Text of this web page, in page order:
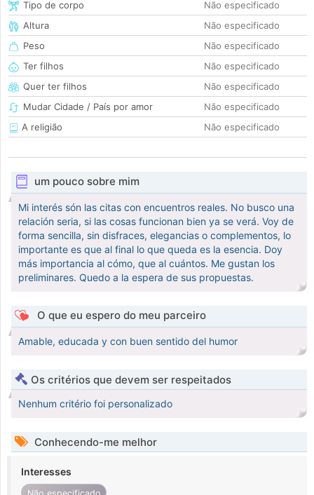
Tipo de corpo
Não especificado
Altura
Não especificado
Peso
Não especificado
Ter filhos
Não especificado
Quer ter filhos
Não especificado
Mudar Cidade / País por amor
Não especificado
A religião
Não especificado
um pouco sobre mim
Mi interés són las citas con encuentros reales. No busco una
relación seria, si las cosas funcionan bien ya se verá. Voy de
forma sencilla, sin disfraces, elegancias o complementos, lo
importante es que al final lo que queda es la esencia. Doy
más importancia al cómo, que al cuántos. Me gustan los
preliminares. Quedo a la espera de sus propuestas.
O que eu espero do meu parceiro
Amable, educada y con buen sentido del humor
Os critérios que devem ser respeitados
Nenhum critério foi personalizado
Conhecendo-me melhor
Interesses